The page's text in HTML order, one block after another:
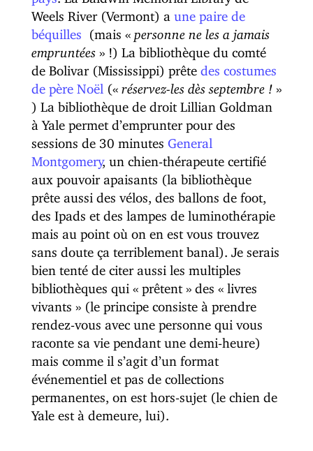
Weels River (Vermont) a une paire de
béquilles
(mais « personne ne les a jamais
empruntées » !) La bibliothèque du comté
de Bolivar (Mississippi) prête des costumes
de père Noël (« réservez-les dès septembre !»
) La bibliothèque de droit Lillian Goldman
à Yale permet d’emprunter pour des
sessions de 30 minutes General
Montgomery, un chien-thérapeute certifié
aux pouvoir apaisants (la bibliothèque
prête aussi des vélos, des ballons de foot,
des Ipads et des lampes de luminothérapie
mais au point où on en est vous trouvez
sans doute ça terriblement banal). Je serais
bien tenté de citer aussi les multiples
bibliothèques qui « prêtent » des « livres
vivants » (le principe consiste à prendre
rendez-vous avec une personne qui vous
raconte sa vie pendant une demi-heure)
mais comme il s’agit d’un format
événementiel et pas de collections
permanentes, on est hors-sujet (le chien de
Yale est à demeure, lui).